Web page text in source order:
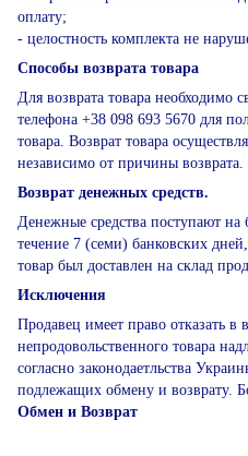
оплату;
- целостность комплекта не
Способы возврата товара
Для возврата товара необходимо
телефона +38 098 693 5670 для
товара. Возврат товара
независимо от причины возврата.
Возврат денежных средств.
Денежные средства поступают на
течение 7 (семи) банковских
товар был доставлен на склад
Исключения
Продавец имеет право отказать в
непродовольственного товара
согласно законодаетльства
подлежащих обмену и возврату.
Обмен и Возврат